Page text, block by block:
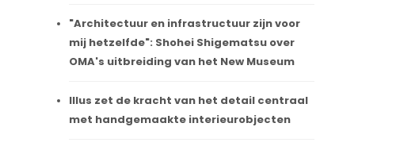
"Architectuur en infrastructuur zijn voor
mij hetzelfde": Shohei Shigematsu over
OMA's uitbreiding van het New Museum
Illus zet de kracht van het detail centraal
met handgemaakte interieurobjecten